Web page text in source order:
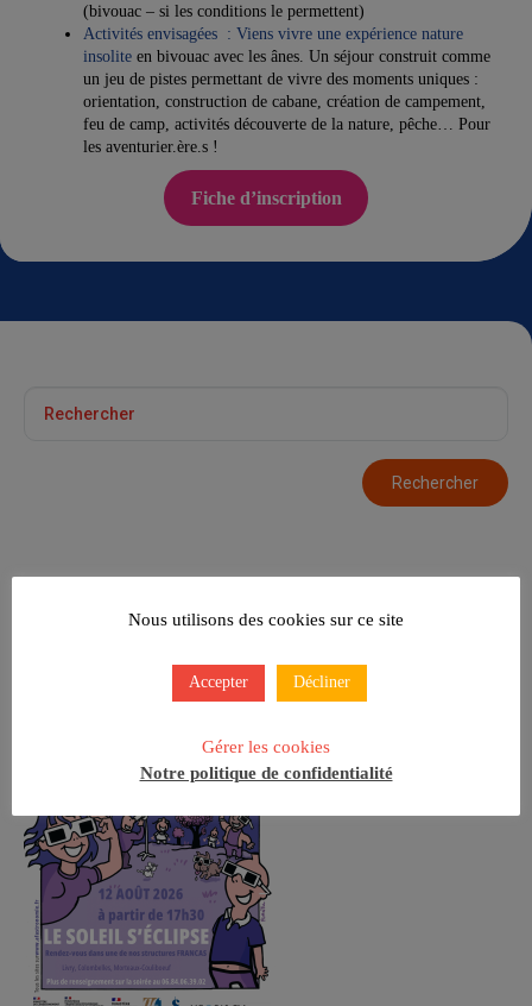
(bivouac – si les conditions le permettent)
Activités envisagées : Viens vivre une expérience nature
insolite en bivouac avec les ânes. Un séjour construit comme
un jeu de pistes permettant de vivre des moments uniques :
orientation, construction de cabane, création de campement,
feu de camp, activités découverte de la nature, pêche… Pour
les aventurier.ère.s !
Fiche d’inscription
Le Soleil s’Éclipse !
Nous utilisons des cookies sur ce site
Accepter Décliner
Gérer les cookies
Notre politique de confidentialité